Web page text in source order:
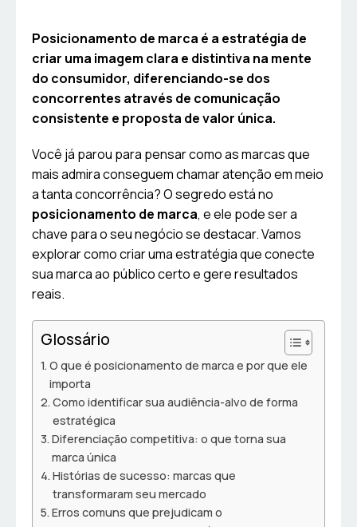
Posicionamento de marca é a estratégia de
criar uma imagem clara e distintiva na mente
do consumidor, diferenciando-se dos
concorrentes através de comunicação
consistente e proposta de valor única.
Você já parou para pensar como as marcas que
mais admira conseguem chamar atenção em meio
a tanta concorrência? O segredo está no
posicionamento de marca, e ele pode ser a
chave para o seu negócio se destacar. Vamos
explorar como criar uma estratégia que conecte
sua marca ao público certo e gere resultados
reais.
Glossário
O que é posicionamento de marca e por que ele
importa
Como identificar sua audiência-alvo de forma
estratégica
Diferenciação competitiva: o que torna sua
marca única
Histórias de sucesso: marcas que
transformaram seu mercado
Erros comuns que prejudicam o